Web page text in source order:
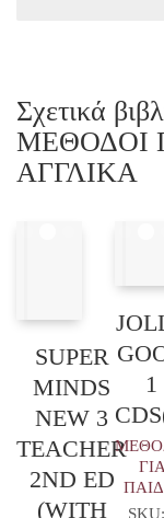
Σχετικά
ΜΕΘΟΔΟΙ
ΑΓΓΛΙΚΑ
SUPER
MINDS
NEW 3
TEACHER
2ND ED
(WITH
1
ΓΙΑ
SKU: